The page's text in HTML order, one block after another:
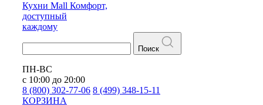
Кухни Mall Комфорт,
доступный
каждому
Поиск
ПН-ВС
с 10:00 до 20:00
8 (800) 302-77-06 8 (499) 348-15-11
КОРЗИНА